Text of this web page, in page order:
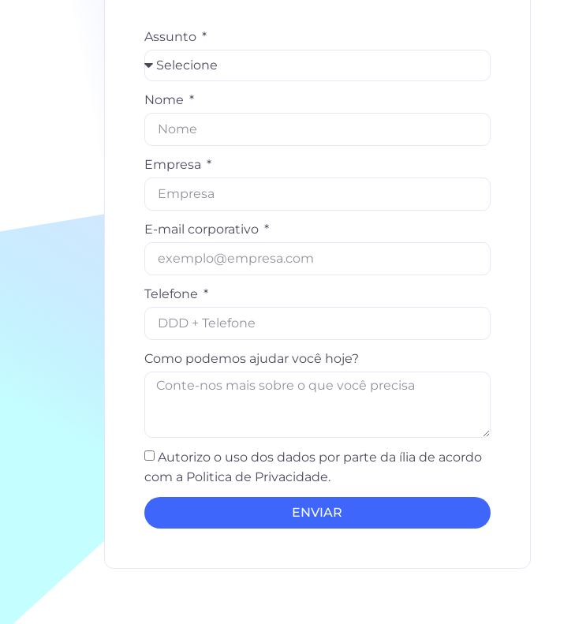
Assunto
Nome
Empresa
E-mail corporativo
Telefone
Como podemos ajudar você hoje?
Autorizo o uso dos dados por parte da ília de acordo
com a Politica de Privacidade.
ENVIAR